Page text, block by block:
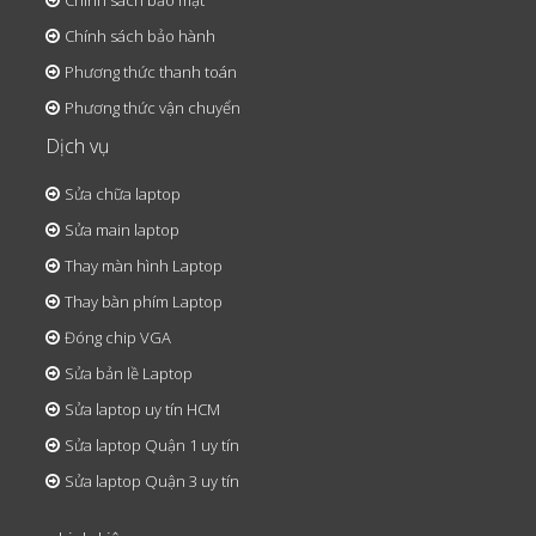
Chính sách bảo hành
Phương thức thanh toán
Phương thức vận chuyển
Dịch vụ
Sửa chữa laptop
Sửa main laptop
Thay màn hình Laptop
Thay bàn phím Laptop
Đóng chip VGA
Sửa bản lề Laptop
Sửa laptop uy tín HCM
Sửa laptop Quận 1 uy tín
Sửa laptop Quận 3 uy tín